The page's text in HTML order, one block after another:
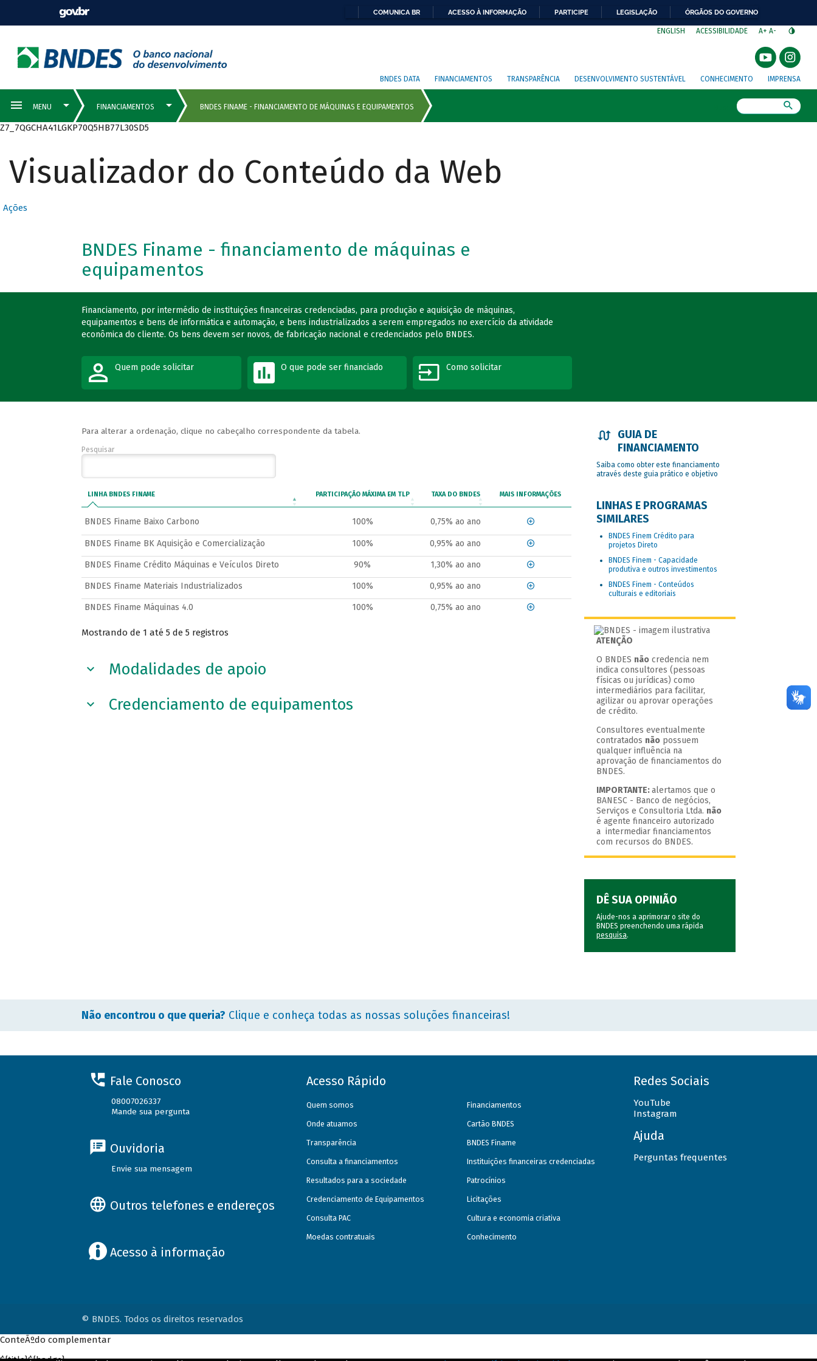
COMUNICA BR ACESSO À INFORMAÇÃO PARTICIPE LEGISLAÇÃO ÓRGÃOS DO GOVERNO
ENGLISH ACESSIBILIDADE A+ A-
BNDES DATA FINANCIAMENTOS TRANSPARÊNCIA DESENVOLVIMENTO SUSTENTÁVEL CONHECIMENTO IMPRENSA
Z7_7QGCHA41LGKP70Q5HB77L30SD5
Visualizador do Conteúdo da Web
Ações
BNDES Finame - financiamento de máquinas e
equipamentos
Financiamento, por intermédio de instituições financeiras credenciadas, para produção e aquisição de máquinas,
equipamentos e bens de informática e automação, e bens industrializados a serem empregados no exercício da atividade
econômica do cliente. Os bens devem ser novos, de fabricação nacional e credenciados pelo BNDES.
Quem pode solicitar O que pode ser financiado Como solicitar
Para alterar a ordenação, clique no cabeçalho correspondente da tabela.
Pesquisar
LINHA BNDES FINAME PARTICIPAÇÃO MÁXIMA EM TLP TAXA DO BNDES MAIS INFORMAÇÕES
BNDES Finame Baixo Carbono 100% 0,75% ao ano
BNDES Finame BK Aquisição e Comercialização 100% 0,95% ao ano
BNDES Finame Crédito Máquinas e Veículos Direto 90% 1,30% ao ano
BNDES Finame Materiais Industrializados 100% 0,95% ao ano
BNDES Finame Máquinas 4.0 100% 0,75% ao ano
Mostrando de 1 até 5 de 5 registros
Modalidades de apoio
Credenciamento de equipamentos
GUIA DE
FINANCIAMENTO
Saiba como obter este financiamento
através deste guia prático e objetivo
LINHAS E PROGRAMAS
SIMILARES
BNDES Finem Crédito para
projetos Direto
BNDES Finem - Capacidade
produtiva e outros investimentos
BNDES Finem - Conteúdos
culturais e editoriais
ATENÇÃO
O BNDES não credencia nem
indica consultores (pessoas
físicas ou jurídicas) como
intermediários para facilitar,
agilizar ou aprovar operações
de crédito.
Consultores eventualmente
contratados não possuem
qualquer influência na
aprovação de financiamentos do
BNDES.
IMPORTANTE:alertamos que o
BANESC - Banco de negócios,
Serviços e Consultoria Ltda. não
é agente financeiro autorizado
a intermediar financiamentos
com recursos do BNDES.
DÊ SUA OPINIÃO
Ajude-nos a aprimorar o site do
BNDES preenchendo uma rápida
pesquisa.
Não encontrou o que queria? Clique e conheça todas as nossas soluções financeiras!
Fale Conosco
08007026337
Mande sua pergunta
Ouvidoria
Envie sua mensagem
Outros telefones e endereços
Acesso à informação
Acesso Rápido
Quem somos
Onde atuamos
Transparência
Consulta a financiamentos
Resultados para a sociedade
Credenciamento de Equipamentos
Consulta PAC
Moedas contratuais
Financiamentos
Cartão BNDES
BNDES Finame
Instituições financeiras credenciadas
Patrocínios
Licitações
Cultura e economia criativa
Conhecimento
Redes Sociais
YouTube
Instagram
Ajuda
Perguntas frequentes
© BNDES. Todos os direitos reservados
ConteÃºdo complementar